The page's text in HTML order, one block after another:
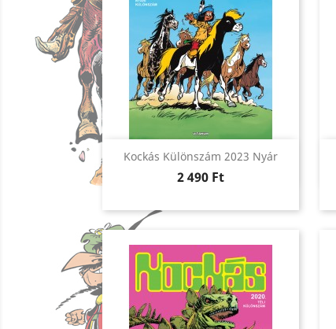
Kockás Különszám 2023 Nyár
Ár
2 490 Ft
Előnézet